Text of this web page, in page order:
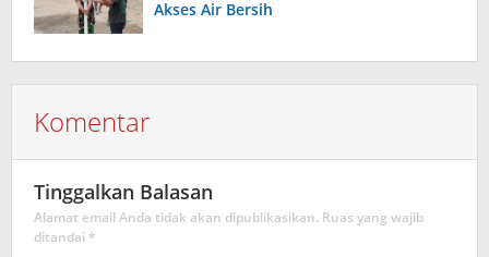
Akses Air Bersih
Komentar
Tinggalkan Balasan
Alamat email Anda tidak akan dipublikasikan. Ruas yang wajib
ditandai *